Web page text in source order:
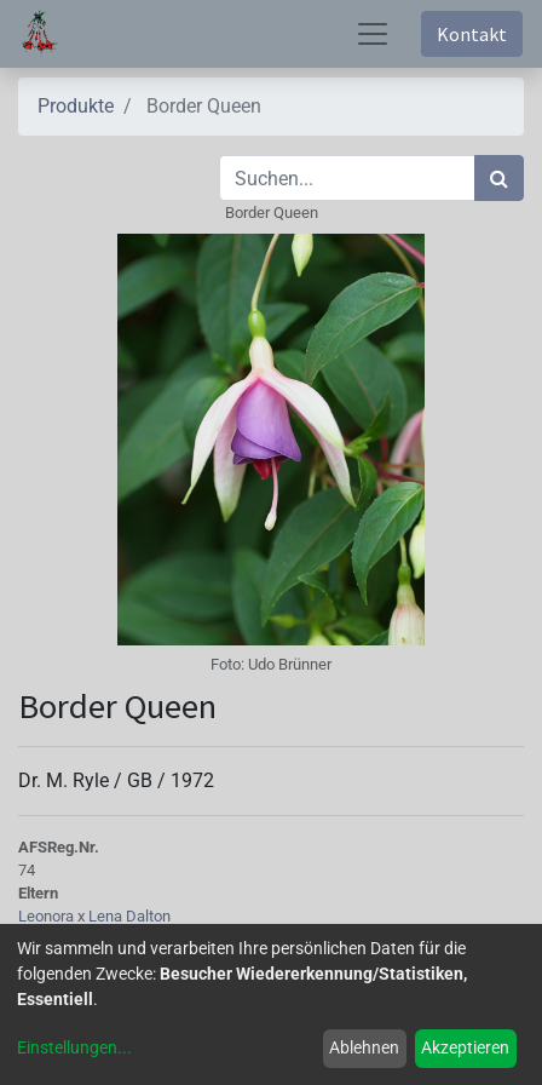
Kontakt
Produkte Border Queen
Border Queen
Foto: Udo Brünner
Border Queen
Dr. M. Ryle / GB / 1972
AFSReg.Nr.
74
Eltern
Leonora x Lena Dalton
Kinder
Doris Joan
Vivienne Thompson
Tubus
kurz und dünn, pink
dunkler geadert, grüne Spitzen, pink, unterseits rosenrot
Wir sammeln und verarbeiten Ihre persönlichen Daten für die
folgenden Zwecke: Besucher Wiedererkennung/Statistiken,
Essentiell .
Einstellungen... Ablehnen Akzeptieren